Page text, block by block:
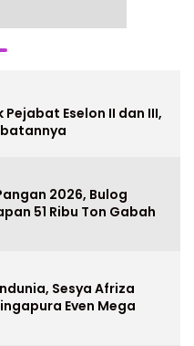
Eselon II dan III,
2026, Bulog
51 Ribu Ton Gabah
Sesya Afriza
Even Mega